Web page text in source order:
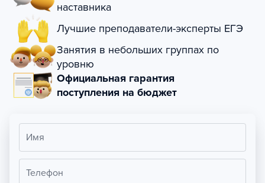
наставника
Лучшие преподаватели-эксперты ЕГЭ
Занятия в небольших группах по
уровню
Официальная гарантия
поступления на бюджет
Имя
Телефон